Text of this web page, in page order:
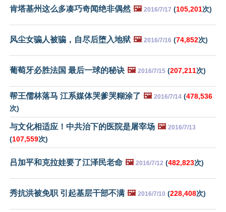
肯塔基州这么多凑巧奇闻绝非偶然 🖼️ 2016/7/17 (105,201次)
风尘女骗人被骗，自尽后堕入地狱 🖼️ 2016/7/16 (74,852次)
葡萄牙必胜法国 最后一球的秘诀 🖼️ 2016/7/15 (207,211次)
帮王儒林落马 江系媒体哭爹哭糊涂了 🖼️ 2016/7/14 (478,536
次)
与文化相适应！中共治下的医院是屠宰场 🖼️ 2016/7/13
(107,559次)
吕加平和克拉娃要了江泽民老命 🖼️ 2016/7/12 (482,823次)
秀抗洪被免职 引起基层干部不满 🖼️ 2016/7/10 (228,408次)